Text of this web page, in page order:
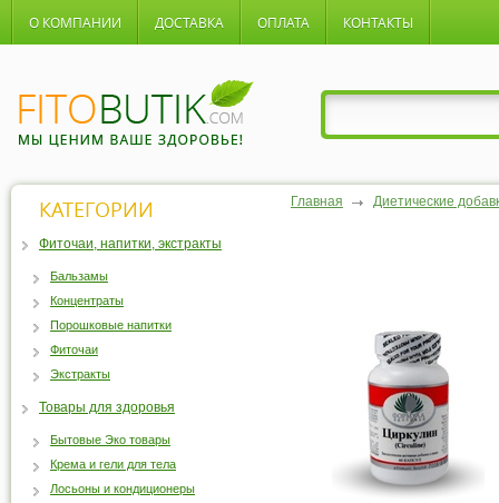
О КОМПАНИИ ДОСТАВКА ОПЛАТА КОНТАКТЫ
Главная Диетические
КАТЕГОРИИ
Фиточаи, напитки, экстракты
Бальзамы
Концентраты
Порошковые напитки
Фиточаи
Экстракты
Товары для здоровья
Бытовые Эко товары
Крема и гели для тела
Лосьоны и кондиционеры